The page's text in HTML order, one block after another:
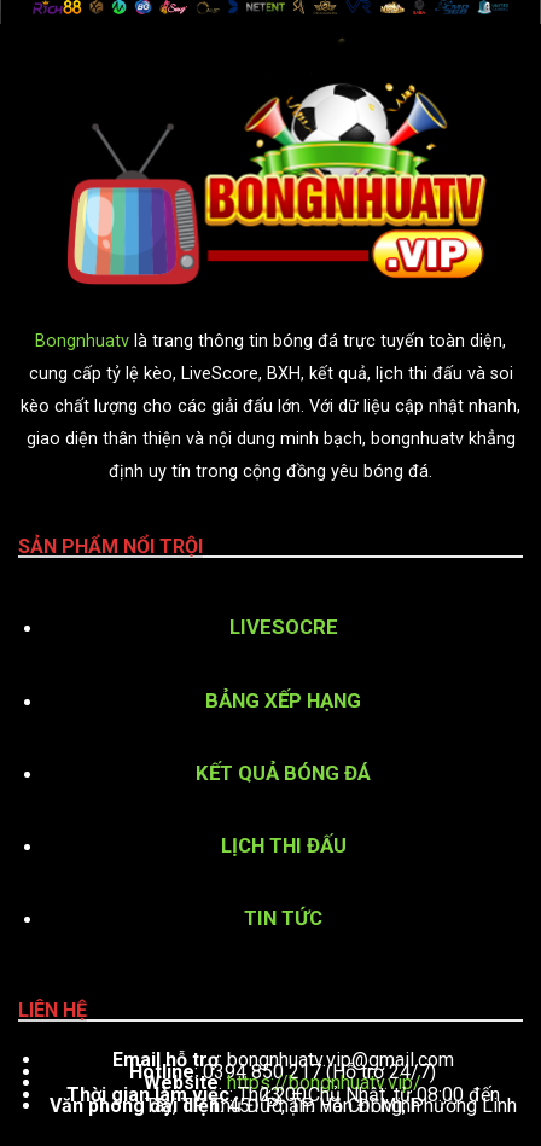
Bongnhuatv là trang thông tin bóng đá trực tuyến toàn diện,
cung cấp tỷ lệ kèo, LiveScore, BXH, kết quả, lịch thi đấu và soi
kèo chất lượng cho các giải đấu lớn. Với dữ liệu cập nhật nhanh,
giao diện thân thiện và nội dung minh bạch, bongnhuatv khẳng
định uy tín trong cộng đồng yêu bóng đá.
SẢN PHẨM NỔI TRỘI
LIVESOCRE
BẢNG XẾP HẠNG
KẾT QUẢ BÓNG ĐÁ
LỊCH THI ĐẤU
TIN TỨC
LIÊN HỆ
Email hỗ trợ:bongnhuatv.vip@gmail.com
Hotline: 0394 850 217 (Hỗ trợ 24/7)
Website:https://bongnhuatv.vip/
Thời gian làm việc : Thứ 2 – Chủ Nhật, từ 08:00 đến 23:00
Văn phòng đại diện: 451 Phạm Văn Đồng, Phường Linh Tây, TP. Thủ Đức, TP. Hồ Chí Minh